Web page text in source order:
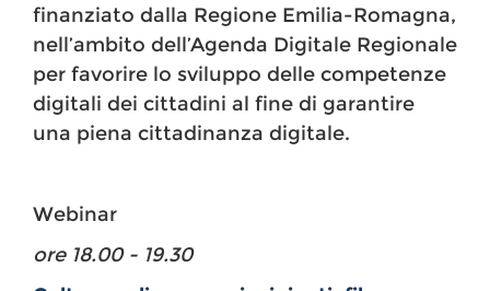
finanziato dalla Regione Emilia-Romagna,
nell’ambito dell’Agenda Digitale Regionale
per favorire lo sviluppo delle competenze
digitali dei cittadini al fine di garantire
una piena cittadinanza digitale.
Webinar
ore 18.00 - 19.30